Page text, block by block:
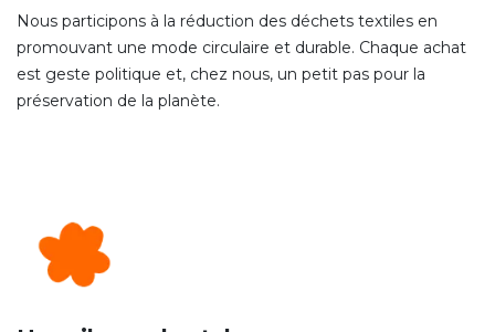
Nous participons à la réduction des déchets textiles en
promouvant une mode circulaire et durable. Chaque achat
est geste politique et, chez nous, un petit pas pour la
préservation de la planète.